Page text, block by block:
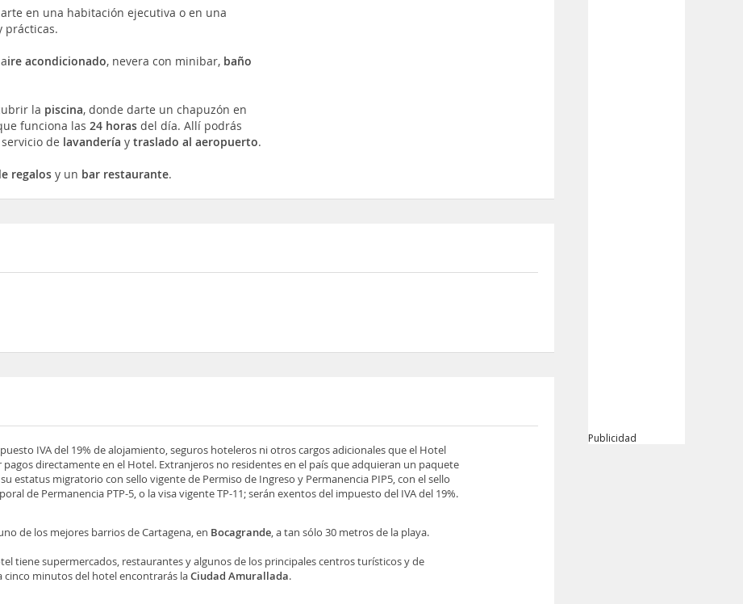
en una habitación ejecutiva o en una
prácticas.
ire acondicionado, nevera con minibar, baño
la piscina, donde darte un chapuzón en
funciona las24 horas del día. Allí podrás
servicio de lavandería ytraslado al aeropuerto.
regalosy un bar restaurante.
IVA del 19% de alojamiento, seguros hoteleros ni otros cargos adicionales que el Hotel
pagos directamente en el Hotel. Extranjeros no residentes en el país que adquieran un paquete
estatus migratorio con sello vigente de Permiso de Ingreso y Permanencia PIP5, con el sello
de Permanencia PTP-5, o la visa vigente TP-11; serán exentos del impuesto del IVA del 19%.
de los mejores barrios de Cartagena, en Bocagrande, a tan sólo 30 metros de la playa.
tiene supermercados, restaurantes y algunos de los principales centros turísticos y de
cinco minutos del hotel encontrarás laCiudad Amurallada.
Publicidad